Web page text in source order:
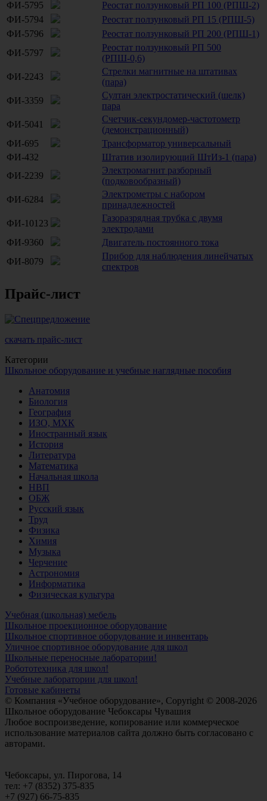
ФИ-5795
Реостат ползунковый РП 100 (РПШ-2)
ФИ-5794
Реостат ползунковый РП 15 (РПШ-5)
ФИ-5796
Реостат ползунковый РП 200 (РПШ-1)
ФИ-5797
Реостат ползунковый РП 500
(РПШ-0,6)
ФИ-2243
Стрелки магнитные на штативах
(пара)
ФИ-3359
Султан электростатический (шелк)
пара
ФИ-5041
Счетчик-секундомер-частотометр
(демонстрационный)
ФИ-695
Трансформатор универсальный
ФИ-432
Штатив изолирующий ШтИз-1 (пара)
ФИ-2239
Электромагнит разборный
(подковообразный)
ФИ-6284
Электрометры с набором
принадлежностей
ФИ-10123
Газоразрядная трубка с двумя
электродами
ФИ-9360
Двигатель постоянного тока
ФИ-8079
Прибор для наблюдения линейчатых
спектров
Прайс-лист
скачать прайс-лист
Категории
Школьное оборудование и учебные наглядные пособия
Анатомия
Биология
География
ИЗО, МХК
Иностранный язык
История
Литература
Математика
Начальная школа
НВП
ОБЖ
Русский язык
Труд
Физика
Химия
Музыка
Черчение
Астрономия
Информатика
Физическая культура
Учебная (школьная) мебель
Школьное проекционное оборудование
Школьное спортивное оборудование и инвентарь
Уличное спортивное оборудование для школ
Школьные переносные лаборатории!
Робототехника для школ!
Учебные лаборатории для школ!
Готовые кабинеты
© Компания «Учебное оборудование», Copyright © 2008-2026
Школьное оборудование Чебоксары Чувашия
Любое воспроизведение, копирование или коммерческое
использование материалов сайта должно быть согласовано с
авторами.
Чебоксары, ул. Пирогова, 14
тел: +7 (8352) 375-835
+7 (927) 66-75-835